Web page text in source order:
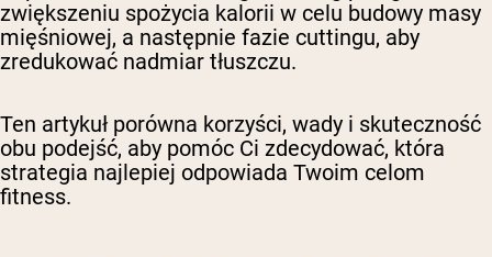
zwiększeniu spożycia kalorii w celu budowy masy
mięśniowej, a następnie fazie cuttingu, aby
zredukować nadmiar tłuszczu.
Ten artykuł porówna korzyści, wady i skuteczność
obu podejść, aby pomóc Ci zdecydować, która
strategia najlepiej odpowiada Twoim celom
fitness.